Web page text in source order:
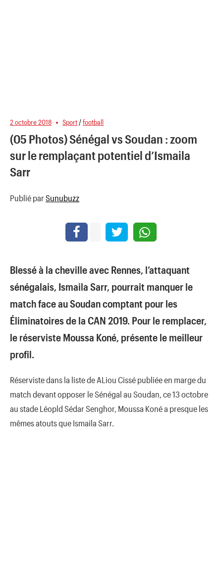
2 octobre 2018 Sport /football
(05 Photos) Sénégal vs Soudan : zoom
sur le remplaçant potentiel d’Ismaila
Sarr
Publié par Sunubuzz
Blessé à la cheville avec Rennes, l’attaquant
sénégalais, Ismaila Sarr, pourrait manquer le
match face au Soudan comptant pour les
Éliminatoires de la CAN 2019. Pour le remplacer,
le réserviste Moussa Koné, présente le meilleur
profil.
Réserviste dans la liste de ALiou Cissé publiée en marge du
match devant opposer le Sénégal au Soudan, ce 13 octobre
au stade Léopld Sédar Senghor, Moussa Koné a presque les
mêmes atouts que Ismaila Sarr.